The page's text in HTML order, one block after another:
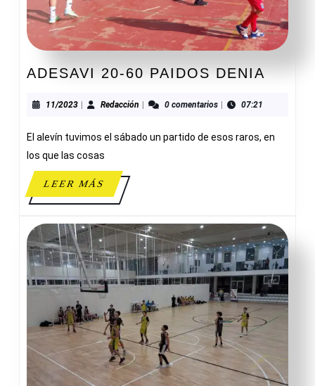
ADESAVI 20-60 PAIDOS DENIA
DENIA
11/202311/2023Redacción Redacción0 comentarios 07:21
El alevín tuvimos el sábado un partido de esos raros, en
los que las cosas
LEER MÁSLEER
MÁS